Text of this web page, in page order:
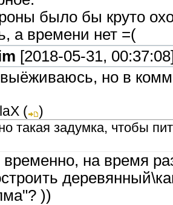
было бы круто
а времени нет =(
[2018-05-31,
но в
(
)
такая задумка, чтобы
на время
))